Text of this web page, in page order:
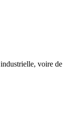
voire de